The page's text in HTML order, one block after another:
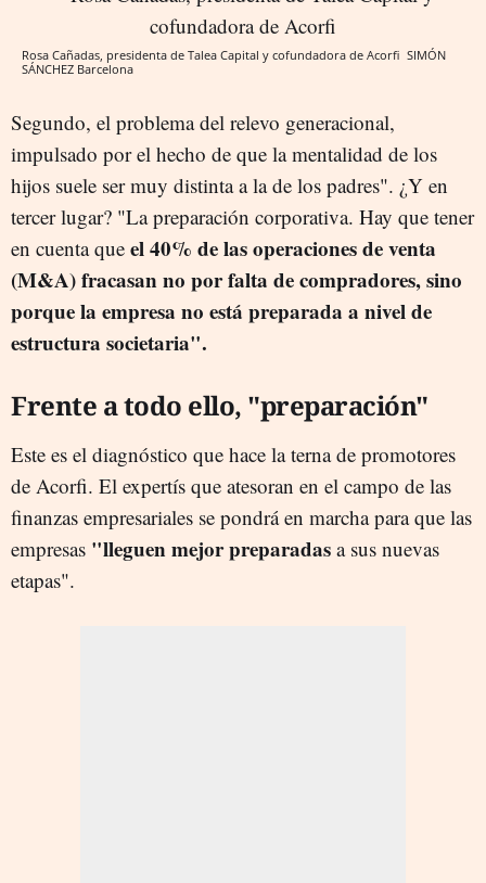
Rosa Cañadas, presidenta de Talea Capital y cofundadora de Acorfi SIMÓN
SÁNCHEZ Barcelona
Segundo, el problema del relevo generacional,
impulsado por el hecho de que la mentalidad de los
hijos suele ser muy distinta a la de los padres". ¿Y en
tercer lugar? "La preparación corporativa. Hay que tener
en cuenta que el 40% de las operaciones de venta
(M&A) fracasan no por falta de compradores, sino
porque la empresa no está preparada a nivel de
estructura societaria".
Frente a todo ello, "preparación"
Este es el diagnóstico que hace la terna de promotores
de Acorfi. El expertís que atesoran en el campo de las
finanzas empresariales se pondrá en marcha para que las
empresas "lleguen mejor preparadas a sus nuevas
etapas".